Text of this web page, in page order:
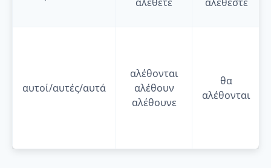
αυτοί/αυτές/αυτά
αλέθονται
αλέθουν
αλέθουνε
θα
αλέθονται